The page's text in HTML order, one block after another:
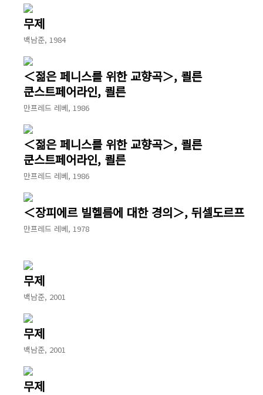
무제
백남준, 1984
＜젊은 페니스를 위한 교향곡＞, 쾰른
쿤스트페어라인, 쾰른
만프레드 레베, 1986
＜젊은 페니스를 위한 교향곡＞, 쾰른
쿤스트페어라인, 쾰른
만프레드 레베, 1986
＜장피에르 빌헬름에 대한 경의＞, 뒤셀도르프
만프레드 레베, 1978
무제
백남준, 2001
무제
백남준, 2001
무제